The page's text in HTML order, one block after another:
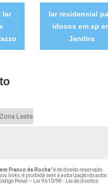
lar
lar residencial
idosos em sp
Jandira
Zona Leste
Franco da Rocha" é de direito reservado.
links, é proibida sem a autorização do autor.
Penal –
Lei 9610/98 - Lei de direitos